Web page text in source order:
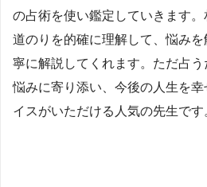
の占術を使い鑑定していきます
道のりを的確に理解して、悩み
寧に解説してくれます。ただ占
悩みに寄り添い、今後の人生を
イスがいただける人気の先生です